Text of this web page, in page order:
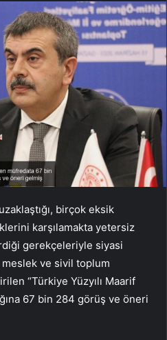
birçok eksik
karşılamakta yetersiz
gerekçeleriyle siyasi
ve sivil toplum
“Türkiye Yüzyılı Maarif
67 bin 284 görüş ve öneri